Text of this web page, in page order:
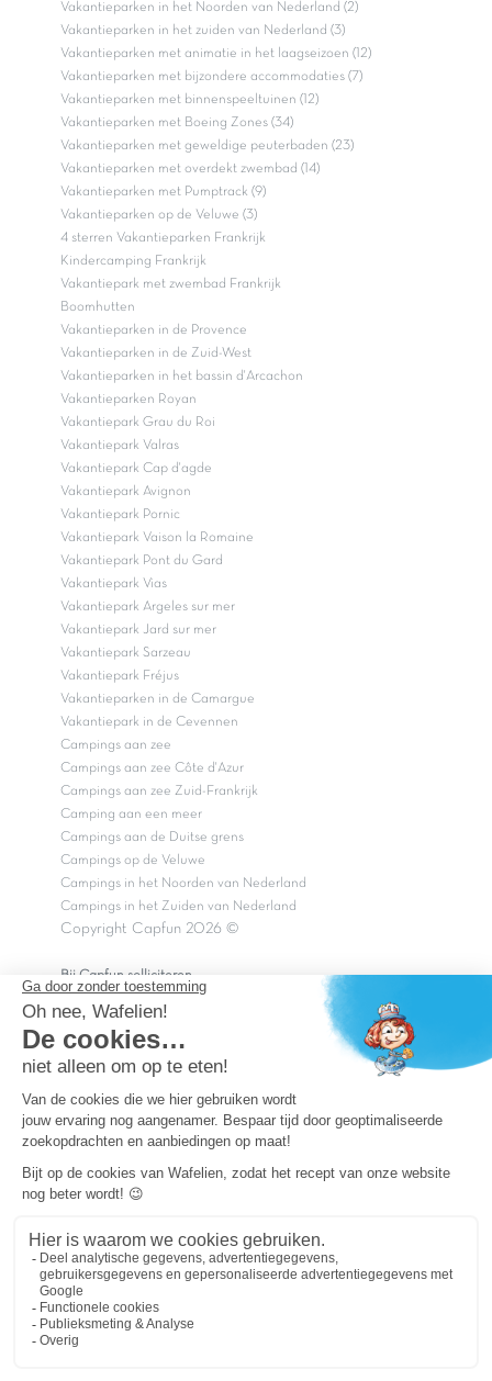
Vakantieparken in het Noorden van Nederland (2)
Vakantieparken in het zuiden van Nederland (3)
Vakantieparken met animatie in het laagseizoen (12)
Vakantieparken met bijzondere accommodaties (7)
Vakantieparken met binnenspeeltuinen (12)
Vakantieparken met Boeing Zones (34)
Vakantieparken met geweldige peuterbaden (23)
Vakantieparken met overdekt zwembad (14)
Vakantieparken met Pumptrack (9)
Vakantieparken op de Veluwe (3)
4 sterren Vakantieparken Frankrijk
Kindercamping Frankrijk
Vakantiepark met zwembad Frankrijk
Boomhutten
Vakantieparken in de Provence
Vakantieparken in de Zuid-West
Vakantieparken in het bassin d'Arcachon
Vakantieparken Royan
Vakantiepark Grau du Roi
Vakantiepark Valras
Vakantiepark Cap d'agde
Vakantiepark Avignon
Vakantiepark Pornic
Vakantiepark Vaison la Romaine
Vakantiepark Pont du Gard
Vakantiepark Vias
Vakantiepark Argeles sur mer
Vakantiepark Jard sur mer
Vakantiepark Sarzeau
Vakantiepark Fréjus
Vakantieparken in de Camargue
Vakantiepark in de Cevennen
Campings aan zee
Campings aan zee Côte d'Azur
Campings aan zee Zuid-Frankrijk
Camping aan een meer
Campings aan de Duitse grens
Campings op de Veluwe
Campings in het Noorden van Nederland
Campings in het Zuiden van Nederland
Copyright Capfun 2026 ©
Bij Capfun solliciteren
Dutchbox Vakantiepark
Superdeals
Capfun in de media
Carabouille.nl
Wettelijke bepalingen
Algemene reisvoorwaarden
persvragen@capfun.com
OK